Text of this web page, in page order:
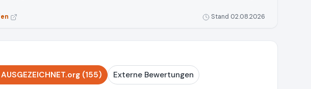
Stand 02.08.2026
(155) Externe Bewertungen